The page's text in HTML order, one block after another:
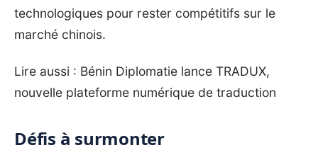
technologiques pour rester compétitifs sur le
marché chinois.
Lire aussi : Bénin Diplomatie lance TRADUX,
nouvelle plateforme numérique de traduction
Défis à surmonter